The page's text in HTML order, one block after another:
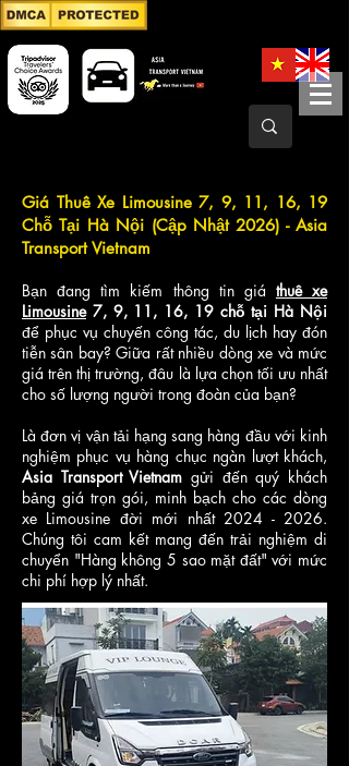
Giá Thuê Xe Limousine 7, 9, 11, 16, 19
Chỗ Tại Hà Nội (Cập Nhật 2026) - Asia
Transport Vietnam
Bạn đang tìm kiếm thông tin giá thuê xe
Limousine7, 9, 11, 16, 19 chỗ tại Hà Nội
để phục vụ chuyến công tác, du lịch hay đón
tiễn sân bay? Giữa rất nhiều dòng xe và mức
giá trên thị trường, đâu là lựa chọn tối ưu nhất
cho số lượng người trong đoàn của bạn?
Là đơn vị vận tải hạng sang hàng đầu với kinh
nghiệm phục vụ hàng chục ngàn lượt khách,
Asia Transport Vietnam gửi đến quý khách
bảng giá trọn gói, minh bạch cho các dòng
xe Limousine đời mới nhất2024 - 2026.
Chúng tôi cam kết mang đến trải nghiệm di
chuyển "Hàng không 5 sao mặt đất" với mức
chi phí hợp lý nhất.